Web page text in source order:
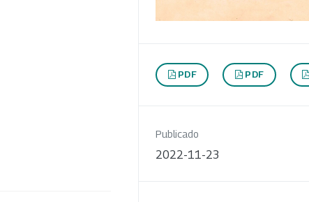
PDF PDF
Publicado
2022-11-23